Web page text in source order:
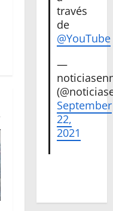
través
de
@YouTube
—
September
22,
2021